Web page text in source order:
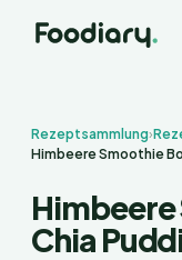
Rezeptsammlung›
Himbeere Smoothie
Chia